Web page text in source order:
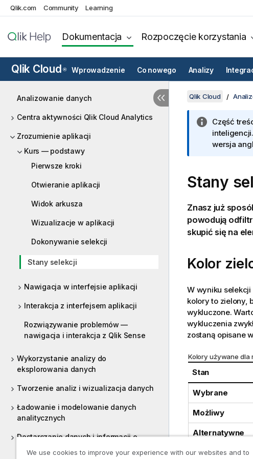
Qlik.com Community Learning
Dokumentacja Rozpoczęcie korzystania
Qlik Cloud ® Wprowadzenie Co nowego Analizy
Analizowanie danych
Centra aktywności Qlik Cloud Analytics
Zrozumienie aplikacji
Kurs — podstawy
Pierwsze kroki
Otwieranie aplikacji
Widok arkusza
Wizualizacje w aplikacji
Dokonywanie selekcji
Stany selekcji
Nawigacja w interfejsie aplikacji
Interakcja z interfejsem aplikacji
Rozwiązywanie problemów —
nawigacja i interakcja z Qlik Sense
Wykorzystanie analizy do
eksplorowania danych
Tworzenie analiz i wizualizacja danych
Ładowanie i modelowanie danych
analitycznych
Dostarczanie danych i informacji o
Qlik Cloud
Część
wersja
Stany
Znasz już
powodują
skupić się na
Kolor
W wyniku
kolory to zielony,
wykluczone.
wykluczenia
zostaną opisane
Kolory używane dla
Stan
Wybrane
Możliwy
Alternatywne
Wykluczone
We use cookies to improve your experience with our websites and to